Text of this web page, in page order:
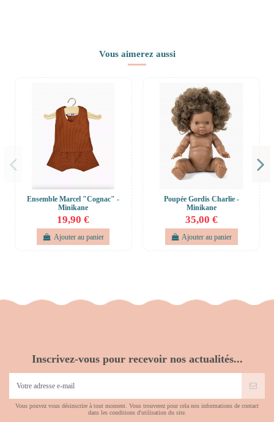
Vous aimerez aussi
Ensemble Marcel "Cognac" -
Minikane
19,90 €
Ajouter au panier
Poupée Gordis Charlie -
Minikane
35,00 €
Ajouter au panier
Inscrivez-vous pour recevoir nos actualités...
Vous pouvez vous désinscrire à tout moment. Vous trouverez pour cela nos informations de contact
dans les conditions d'utilisation du site.